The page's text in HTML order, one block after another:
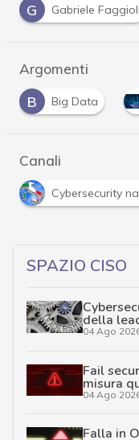
G
Gabriele Faggioli
Argomenti
B
Big Data
Canali
Cybersecurity
SPAZIO CISO
della
04 Ago
Fail
misura
04 Ago
Falla in